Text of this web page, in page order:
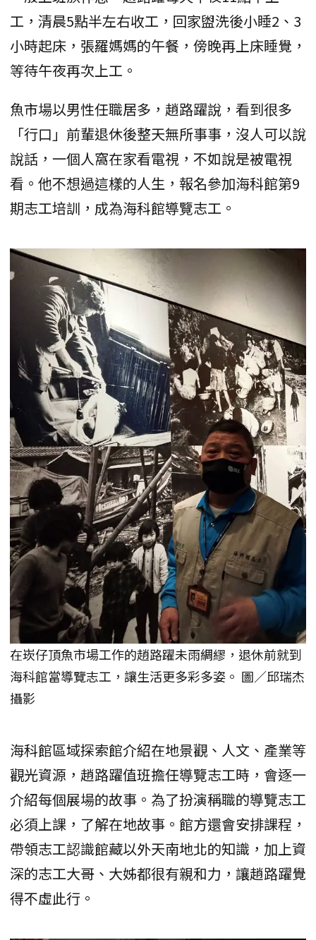
工，清晨5點半左右收工，回家盥洗後小睡2、3
小時起床，張羅媽媽的午餐，傍晚再上床睡覺，
等待午夜再次上工。
魚市場以男性任職居多，趙路躍說，看到很多
「行口」前輩退休後整天無所事事，沒人可以說
說話，一個人窩在家看電視，不如說是被電視
看。他不想過這樣的人生，報名參加海科館第9
期志工培訓，成為海科館導覽志工。
在崁仔頂魚市場工作的趙路躍未雨綢繆，退休前就到
海科館當導覽志工，讓生活更多彩多姿。 圖／邱瑞杰
攝影
海科館區域探索館介紹在地景觀、人文、產業等
觀光資源，趙路躍值班擔任導覽志工時，會逐一
介紹每個展場的故事。為了扮演稱職的導覽志工
必須上課，了解在地故事。館方還會安排課程，
帶領志工認識館藏以外天南地北的知識，加上資
深的志工大哥、大姊都很有親和力，讓趙路躍覺
得不虛此行。